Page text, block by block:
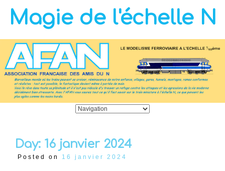
Magie de l'échelle N
Day: 16 janvier 2024
Posted on 16 janvier 2024